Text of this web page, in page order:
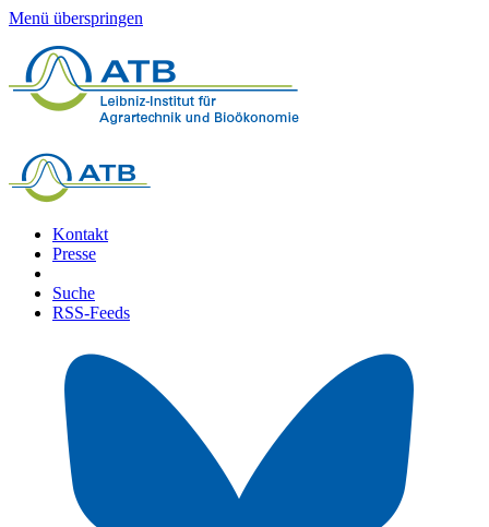
Menü überspringen
Kontakt
Presse
Suche
RSS-Feeds